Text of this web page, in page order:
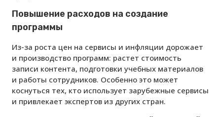
Повышение расходов на создание
программы
Из-за роста цен на сервисы и инфляции дорожает
и производство программ: растет стоимость
записи контента, подготовки учебных материалов
и работы сотрудников. Особенно это может
коснуться тех, кто использует зарубежные сервисы
и привлекает экспертов из других стран.